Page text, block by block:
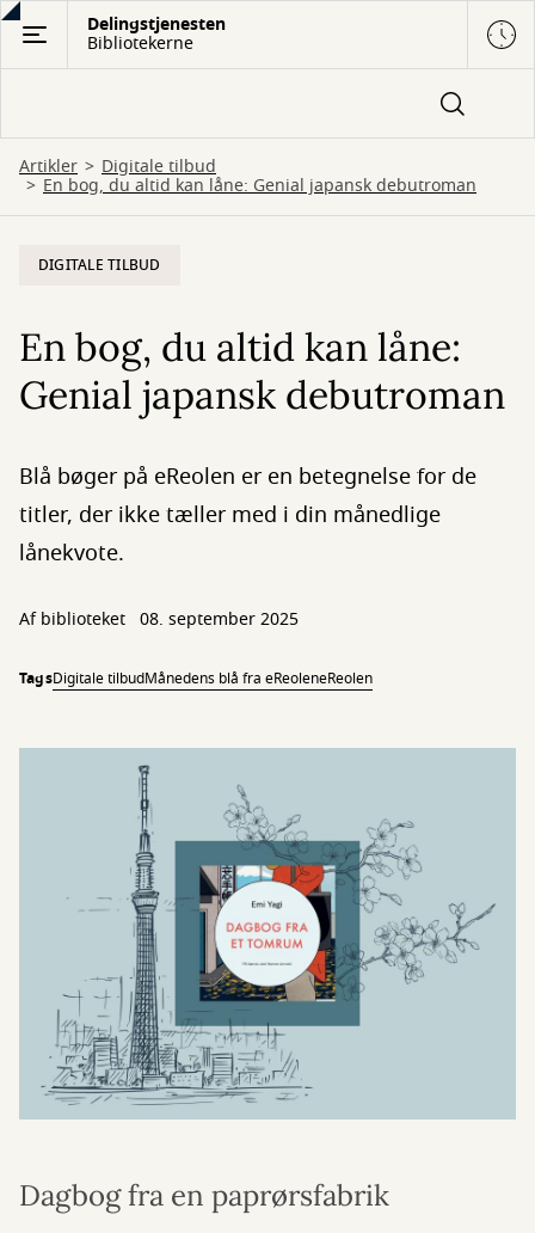
Gå
hovedindhold
Delingstjenesten
Bibliotekerne
Artikler Digitale tilbud
En bog, du altid kan låne: Genial japansk debutroman
DIGITALE TILBUD
En bog, du altid kan låne:
Genial japansk debutroman
Blå bøger på eReolen er en betegnelse for de
titler, der ikke tæller med i din månedlige
lånekvote.
Af biblioteket 08. september 2025
TagsDigitale tilbudMånedens blå fra eReoleneReolen
Dagbog fra en paprørsfabrik